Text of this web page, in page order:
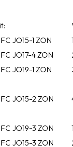
JO15-1 ZON
JO17-4 ZON
JO19-1 ZON
JO15-2 ZON
JO19-3 ZON
JO15-3 ZON